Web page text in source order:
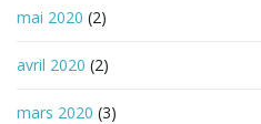
mai 2020 (2)
avril 2020 (2)
mars 2020 (3)